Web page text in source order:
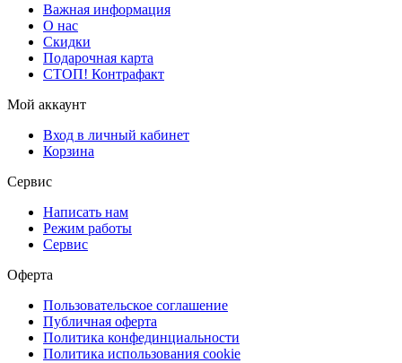
Важная информация
О нас
Скидки
Подарочная карта
СТОП! Контрафакт
Мой аккаунт
Вход в личный кабинет
Корзина
Сервис
Написать нам
Режим работы
Сервис
Оферта
Пользовательское соглашение
Публичная оферта
Политика конфединциальности
Политика использования cookie